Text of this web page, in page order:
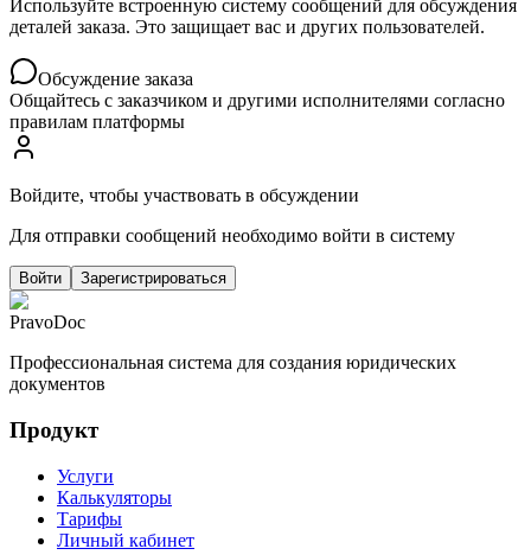
Используйте встроенную систему сообщений для обсуждения
деталей заказа. Это защищает вас и других пользователей.
Обсуждение заказа
Общайтесь с заказчиком и другими исполнителями согласно
правилам платформы
Войдите, чтобы участвовать в обсуждении
Для отправки сообщений необходимо войти в систему
Войти Зарегистрироваться
PravoDoc
Профессиональная система для создания юридических
документов
Продукт
Услуги
Калькуляторы
Тарифы
Личный кабинет